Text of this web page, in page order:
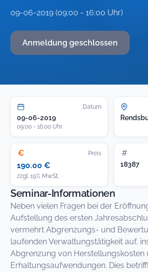
09-06-2019 (09:00 - 16:00 Uhr)
Anmeldung geschlossen
Datum
09-06-2019
09:00 - 16:00 Uhr
€ Preis
190.00 €
zzgl. 19% MwSt.
#
18387
Seminar-Informationen
Neben vielen Fragen bei der
Aufstellung des ersten
vermehrt Abgrenzungs- und
laufenden Verwaltungstätigkeit auf,
Abgrenzung von Herstellungskosten
Erhaltungsaufwendungen. Dies